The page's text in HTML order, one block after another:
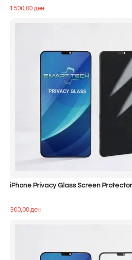
1.500,00ден
iPhone Privacy Glass Screen Protector
300,00ден